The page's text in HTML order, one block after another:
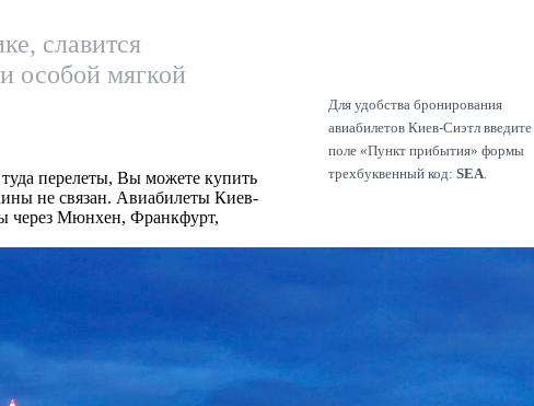
славится
особой мягкой
перелеты, Вы можете купить
не связан. Авиабилеты Киев-
через Мюнхен, Франкфурт,
Для удобства бронирования
авиабилетов Киев-Сиэтл введите
поле «Пункт прибытия» формы
трехбуквенный код: SEA